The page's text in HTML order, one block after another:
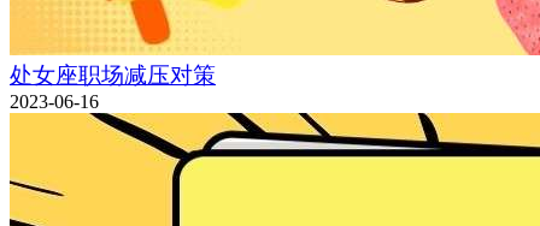
处女座职场减压对策
2023-06-16